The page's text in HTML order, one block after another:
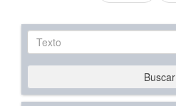
Texto
Buscar